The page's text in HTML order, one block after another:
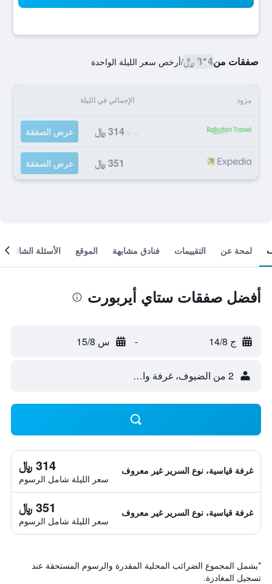
صفقات من314 ﷼ /أرخص سعر الليلة الواحدة
مزود الإجمالي في الليلة
314 ﷼ عرض الصفقة
351 ﷼ عرض الصفقة
لمحة عن التقييمات فنادق مشابهة الموقع الأسئلة الشائعة
أفضل صفقات ستاي أيربورت
ج 14/8 - س 15/8
2 من الضيوف، غرفة واحدة
غرفة قياسية، نوع السرير غير معروف 314 ﷼
سعر الليلة شامل الرسوم
غرفة قياسية، نوع السرير غير معروف 351 ﷼
سعر الليلة شامل الرسوم
*يشمل المجموع الضرائب المحلية المقدرة والرسوم المستحقة عند
تسجيل المغادرة.